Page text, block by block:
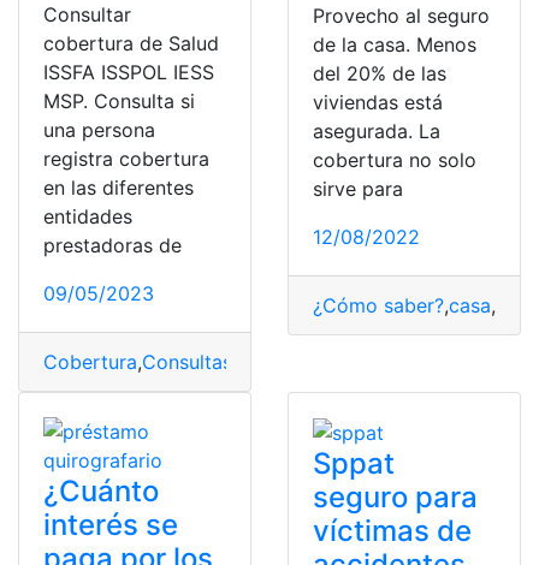
Consultar
cobertura de Salud
ISSFA ISSPOL IESS
MSP. Consulta si
una persona
registra cobertura
en las diferentes
entidades
prestadoras de
09/05/2023
Cobertura,Consultas
Provecho al seguro
de la casa. Menos
del 20% de las
viviendas está
asegurada. La
cobertura no solo
sirve para
12/08/2022
¿Cómo saber?,casa,
¿Cuánto
interés se
paga por los
Sppat
seguro para
víctimas de